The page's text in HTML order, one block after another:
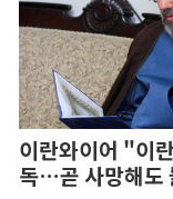
이란와이어 "이
독…곧 사망해도